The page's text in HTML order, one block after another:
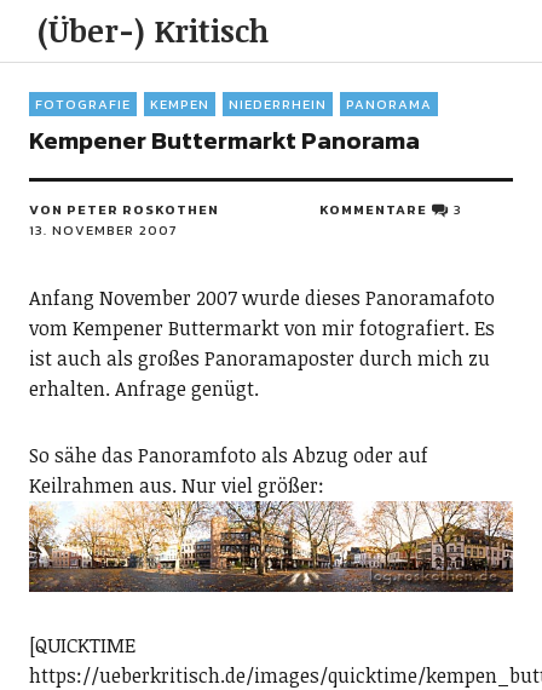
(Über-) Kritisch
FOTOGRAFIE KEMPEN NIEDERRHEIN PANORAMA
Kempener Buttermarkt Panorama
VON PETER ROSKOTHEN
13. NOVEMBER 2007
KOMMENTARE 3
Anfang November 2007 wurde dieses Panoramafoto
vom Kempener Buttermarkt von mir fotografiert. Es
ist auch als großes Panoramaposter durch mich zu
erhalten. Anfrage genügt.
So sähe das Panoramfoto als Abzug oder auf
Keilrahmen aus. Nur viel größer:
[QUICKTIME
https://ueberkritisch.de/images/quicktime/